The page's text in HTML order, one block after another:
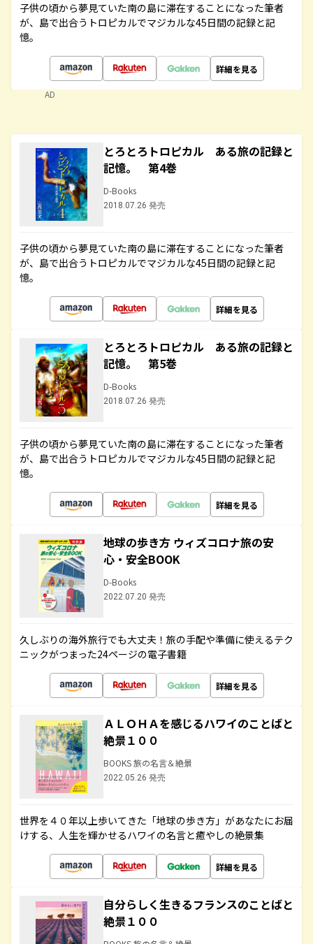
子供の頃から夢見ていた南の島に滞在することになった筆者
が、島で出合うトロピカルでマジカルな45日間の記録と記
憶。
詳細を見る
AD
とろとろトロピカル ある旅の記録と
記憶。 第4巻
D-Books
2018.07.26 発売
子供の頃から夢見ていた南の島に滞在することになった筆者
が、島で出合うトロピカルでマジカルな45日間の記録と記
憶。
詳細を見る
とろとろトロピカル ある旅の記録と
記憶。 第5巻
D-Books
2018.07.26 発売
子供の頃から夢見ていた南の島に滞在することになった筆者
が、島で出合うトロピカルでマジカルな45日間の記録と記
憶。
詳細を見る
地球の歩き方 ウィズコロナ旅の安
心・安全BOOK
D-Books
2022.07.20 発売
久しぶりの海外旅行でも大丈夫！旅の手配や準備に使えるテク
ニックがつまった24ページの電子書籍
詳細を見る
ＡＬＯＨＡを感じるハワイのことばと
絶景１００
BOOKS 旅の名言＆絶景
2022.05.26 発売
世界を４０年以上歩いてきた「地球の歩き方」があなたにお届
けする、人生を輝かせるハワイの名言と癒やしの絶景集
詳細を見る
自分らしく生きるフランスのことばと
絶景１００